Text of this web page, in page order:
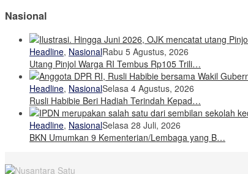
Nasional
Headline, NasionalRabu 5 Agustus, 2026
Utang Pinjol Warga RI Tembus Rp105 Trili…
Headline, NasionalSelasa 4 Agustus, 2026
Rusli Habibie Beri Hadiah Terindah Kepad…
Headline, NasionalSelasa 28 Juli, 2026
BKN Umumkan 9 Kementerian/Lembaga yang B…